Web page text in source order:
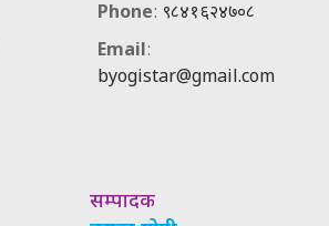
Phone: ९८४१६२४७०८
Email:
byogistar@gmail.com
सम्पादक